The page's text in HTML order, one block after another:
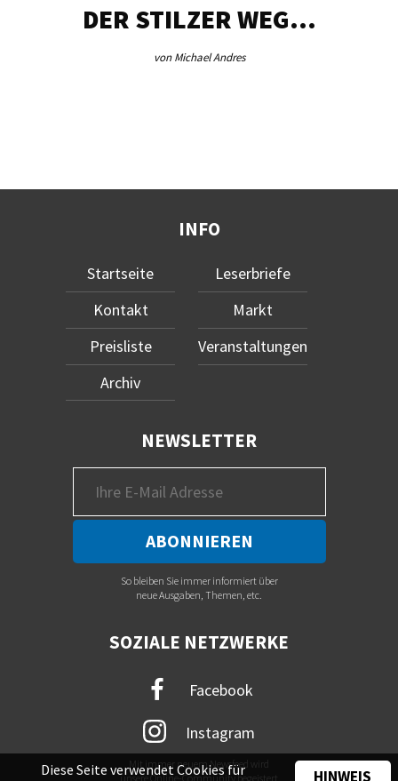
DER STILZER WEG…
von Michael Andres
INFO
Startseite
Kontakt
Preisliste
Archiv
Leserbriefe
Markt
Veranstaltungen
NEWSLETTER
So bleiben Sie immer informiert über
neue Ausgaben, Themen, etc.
SOZIALE NETZWERKE
Facebook
Instagram
Mit immer neuem Newsfeed wird
unsere Online-Community begeistert
Diese Seite verwendet Cookies für
HINWEIS